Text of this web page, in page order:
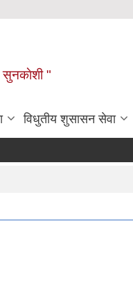
सुनकाेशी "
विधुतीय शुसासन सेवा